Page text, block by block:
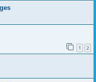
1 2